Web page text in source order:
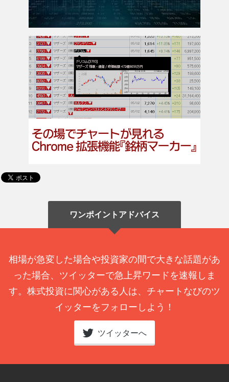
ワンポイントアドバイス
相場が急変した場合や投資家の間で大きな話題があ
った場合、ツイッターで急上昇ワードを速報しま
す。株式投資に関心がある人は、チャートなびのツ
イッターをフォローしよう！
ツイッターへ